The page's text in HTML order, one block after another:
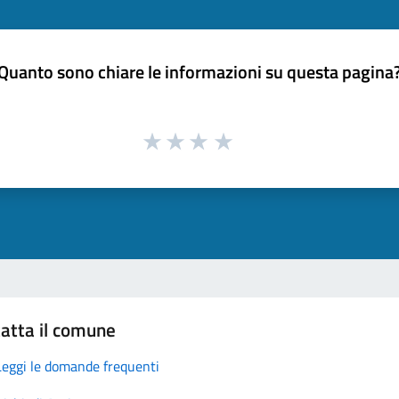
sono chiare le informazioni su questa
il comune
le domande frequenti